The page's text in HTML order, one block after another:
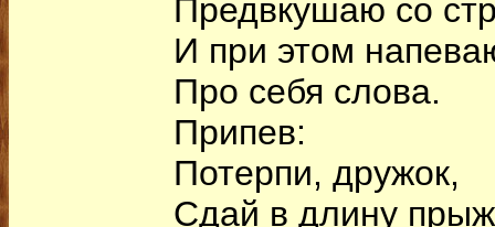
Предвкушаю со
И при этом
Про себя слова.
Припев:
Потерпи, дружок,
Сдай в длину